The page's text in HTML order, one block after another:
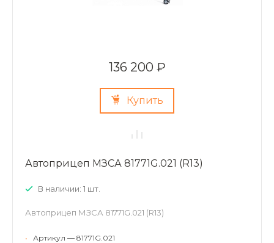
136 200 ₽
Купить
Автоприцеп МЗСА 81771G.021 (R13)
В наличии: 1 шт.
Автоприцеп МЗСА 81771G.021 (R13)
•
Артикул — 81771G.021